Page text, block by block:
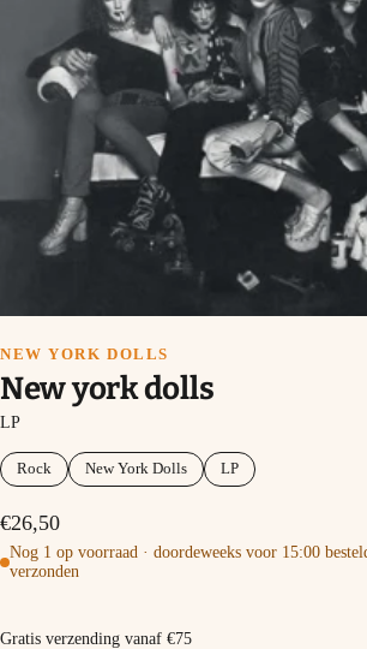
NEW YORK DOLLS
New york dolls
LP
Rock New York Dolls LP
€26,50
Nog 1 op voorraad · doordeweeks voor 15:00
verzonden
In winkelmand
Gratis verzending vanaf €75